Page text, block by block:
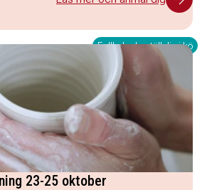
Fullbokad - ställ dig i kö
23-25 oktober